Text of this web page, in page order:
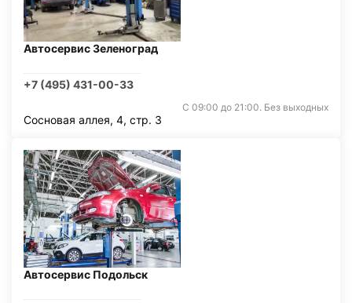
Автосервис Зеленоград
+7 (495) 431-00-33
С 09:00 до 21:00. Без выходных
Сосновая аллея, 4, стр. 3
Автосервис Подольск